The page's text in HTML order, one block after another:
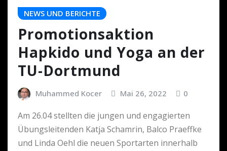
NEWS UND BERICHTE
Promotionsaktion
Hapkido und Yoga an der
TU-Dortmund
Muhammed Kocer Mai 26, 2022 0
Am 26.04 stellten die jungen und engagierten
Übungsleitenden Katja Schamrin, Balco Praeffke
und Linda Oehl die neuen Sportarten innerhalb